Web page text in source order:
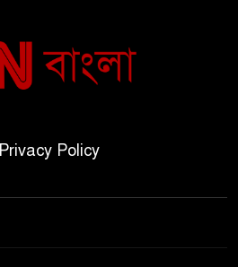
বাংলাদেশ ও কুয়েত: সেনাপ্রধান এবং
সহ-পররাষ্ট্রমন্ত্রীর সৌজন্য সাক্ষাৎ
অতিরিক্ত পুলিশ মহাপরিদর্শক
বিপিআই-এর জ্বালানি প্রশিক্ষণ
Privacy Policy